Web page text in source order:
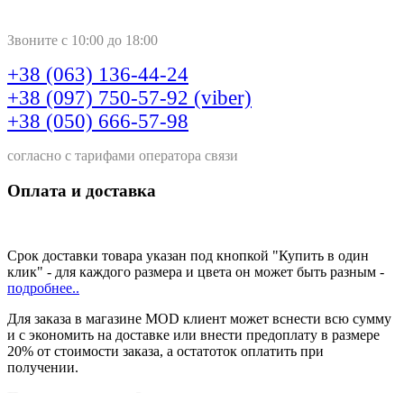
Звоните с 10:00 до 18:00
+38 (063) 136-44-24
+38 (097) 750-57-92 (viber)
+38 (050) 666-57-98
согласно с тарифами оператора связи
Оплата и доставка
Срок доставки товара указан под кнопкой "Купить в один
клик" - для каждого размера и цвета он может быть разным -
подробнее..
Для заказа в магазине MOD клиент может вснести всю сумму
и с экономить на доставке или внести предоплату в размере
20% от стоимости заказа, а остатоток оплатить при
получении.